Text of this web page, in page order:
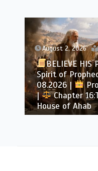
August 2, 2026
BELIEVE HIS
Bible Study |
|
Chapter 37
Voice of God